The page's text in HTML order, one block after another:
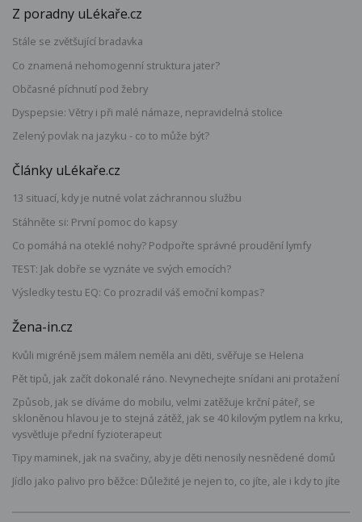
Z poradny uLékaře.cz
Stále se zvětšující bradavka
Co znamená nehomogenní struktura jater?
Občasné píchnutí pod žebry
Dyspepsie: Větry i při malé námaze, nepravidelná stolice
Zelený povlak na jazyku - co to může být?
Články uLékaře.cz
13 situací, kdy je nutné volat záchrannou službu
Stáhněte si: První pomoc do kapsy
Co pomáhá na oteklé nohy? Podpořte správné proudění lymfy
TEST: Jak dobře se vyznáte ve svých emocích?
Výsledky testu EQ: Co prozradil váš emoční kompas?
Žena-in.cz
Kvůli migréně jsem málem neměla ani děti, svěřuje se Helena
Pět tipů, jak začít dokonalé ráno. Nevynechejte snídani ani protažení
Způsob, jak se díváme do mobilu, velmi zatěžuje krční páteř, se
skloněnou hlavou je to stejná zátěž, jak se 40 kilovým pytlem na krku,
vysvětluje přední fyzioterapeut
Tipy maminek, jak na svačiny, aby je děti nenosily nesnědené domů
Jídlo jako palivo pro běžce: Důležité je nejen to, co jíte, ale i kdy to jíte